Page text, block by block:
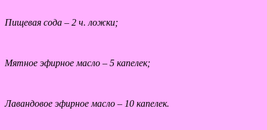
Пищевая сода – 2 ч. ложки;
Мятное эфирное масло – 5 капелек;
Лавандовое эфирное масло – 10 капелек.